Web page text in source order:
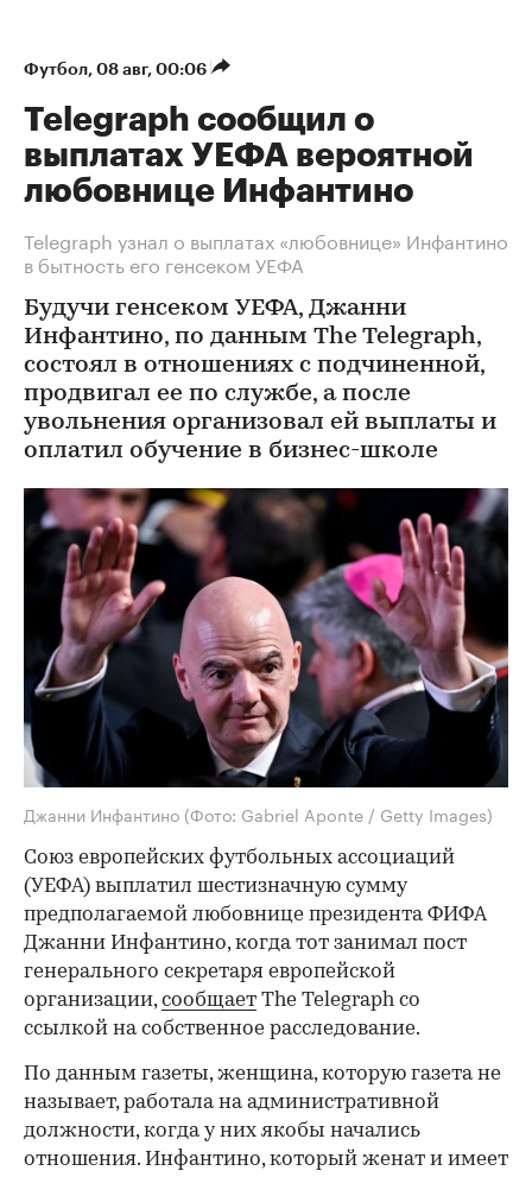
Футбол⁠, 08 авг, 00:06
Telegraph сообщил о
выплатах УЕФА вероятной
любовнице Инфантино
Telegraph узнал о выплатах «любовнице» Инфантино
в бытность его генсеком УЕФА
Будучи генсеком УЕФА, Джанни
Инфантино, по данным The Telegraph,
состоял в отношениях с подчиненной,
продвигал ее по службе, а после
увольнения организовал ей выплаты и
оплатил обучение в бизнес-школе
Джанни Инфантино (Фото: Gabriel Aponte / Getty Images)
Союз европейских футбольных ассоциаций
(УЕФА) выплатил шестизначную сумму
предполагаемой любовнице президента ФИФА
Джанни Инфантино, когда тот занимал пост
генерального секретаря европейской
организации,сообщает The Telegraph со
ссылкой на собственное расследование.
По данным газеты, женщина, которую газета не
называет, работала на административной
должности, когда у них якобы начались
отношения. Инфантино, который женат и имеет